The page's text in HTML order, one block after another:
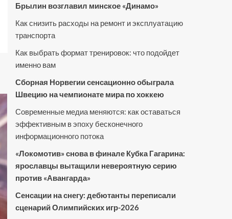
Брылин возглавил минское «Динамо»
Как снизить расходы на ремонт и эксплуатацию
транспорта
Как выбрать формат тренировок: что подойдет
именно вам
Сборная Норвегии сенсационно обыграла
Швецию на чемпионате мира по хоккею
Современные медиа меняются: как оставаться
эффективным в эпоху бесконечного
информационного потока
«Локомотив» снова в финале Кубка Гагарина:
ярославцы вытащили невероятную серию
против «Авангарда»
Сенсации на снегу: дебютанты переписали
сценарий Олимпийских игр-2026